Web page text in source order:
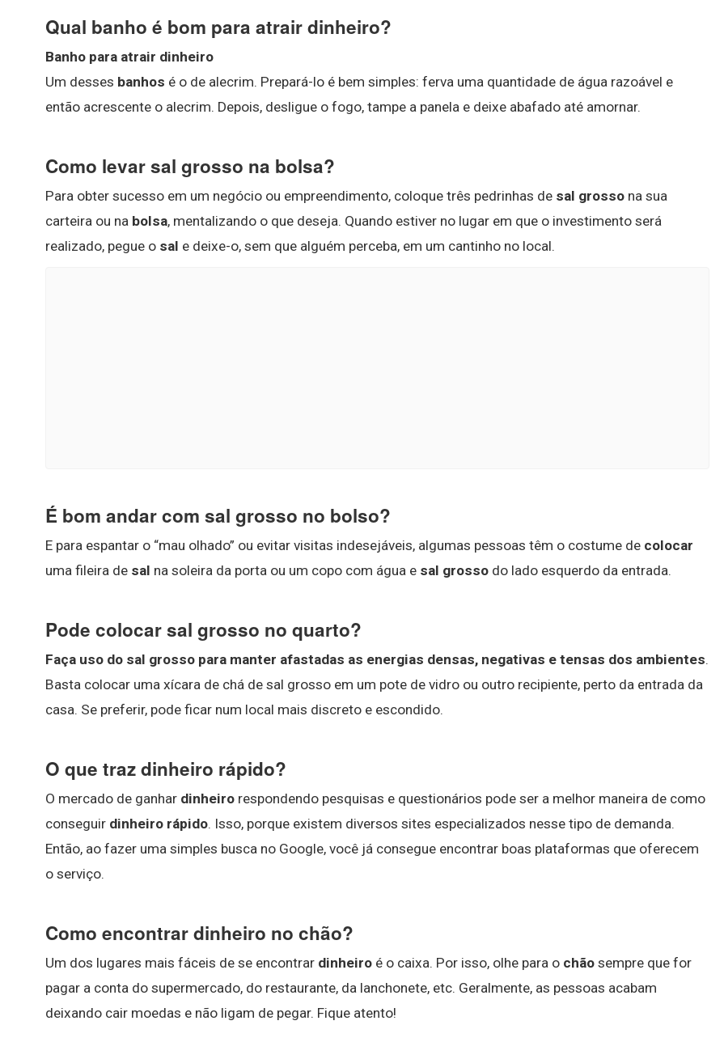
Qual banho é bom para atrair dinheiro?
Banho para atrair dinheiro
Um desses banhos é o de alecrim. Prepará-lo é bem simples: ferva uma quantidade de água razoável e
então acrescente o alecrim. Depois, desligue o fogo, tampe a panela e deixe abafado até amornar.
Como levar sal grosso na bolsa?
Para obter sucesso em um negócio ou empreendimento, coloque três pedrinhas de sal grosso na sua
carteira ou na bolsa, mentalizando o que deseja. Quando estiver no lugar em que o investimento será
realizado, pegue o sal e deixe-o, sem que alguém perceba, em um cantinho no local.
É bom andar com sal grosso no bolso?
E para espantar o “mau olhado” ou evitar visitas indesejáveis, algumas pessoas têm o costume de colocar
uma fileira de sal na soleira da porta ou um copo com água e sal grosso do lado esquerdo da entrada.
Pode colocar sal grosso no quarto?
Faça uso do sal grosso para manter afastadas as energias densas, negativas e tensas dos ambientes.
Basta colocar uma xícara de chá de sal grosso em um pote de vidro ou outro recipiente, perto da entrada da
casa. Se preferir, pode ficar num local mais discreto e escondido.
O que traz dinheiro rápido?
O mercado de ganhar dinheiro respondendo pesquisas e questionários pode ser a melhor maneira de como
conseguir dinheiro rápido. Isso, porque existem diversos sites especializados nesse tipo de demanda.
Então, ao fazer uma simples busca no Google, você já consegue encontrar boas plataformas que oferecem
o serviço.
Como encontrar dinheiro no chão?
Um dos lugares mais fáceis de se encontrar dinheiro é o caixa. Por isso, olhe para o chão sempre que for
pagar a conta do supermercado, do restaurante, da lanchonete, etc. Geralmente, as pessoas acabam
deixando cair moedas e não ligam de pegar. Fique atento!